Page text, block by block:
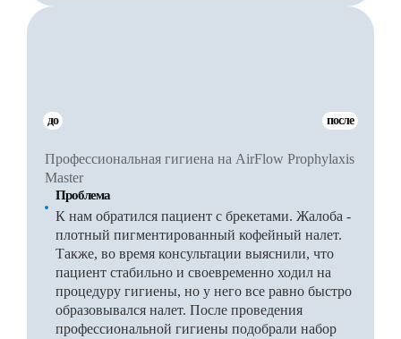
до после
Профессиональная гигиена на AirFlow Prophylaxis
Master
Проблема
К нам обратился пациент с брекетами. Жалоба -
плотный пигментированный кофейный налет.
Также, во время консультации выяснили, что
пациент стабильно и своевременно ходил на
процедуру гигиены, но у него все равно быстро
образовывался налет. После проведения
профессиональной гигиены подобрали набор